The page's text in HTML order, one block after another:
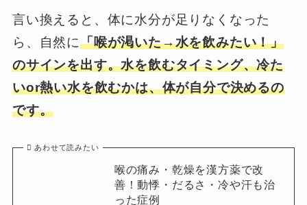
言い換えると、体に水分が足りなくなった
ら、自然に「喉が渇いた→水を飲みたい！」
のサインを出す。水を飲むタイミング、冷た
いor熱い水を飲むかは、体が自分で決めるの
です。
あわせて読みたい
喉の痛み・乾燥を漢方薬で改
善！動悸・だるさ・冷や汗も治
った症例